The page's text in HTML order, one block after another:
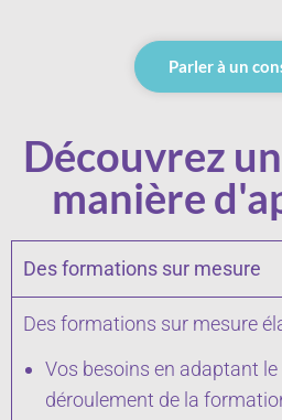
Parler à un
Découvrez
manière
Des formations sur mesure
Des formations sur mesure
Vos besoins en adaptant
déroulement de la